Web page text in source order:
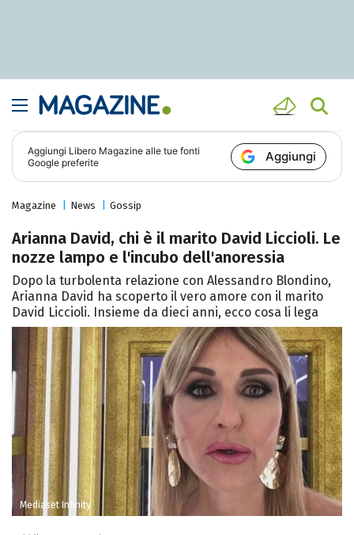
Aggiungi Libero Magazine alle tue fonti
Google preferite
Aggiungi
Magazine News Gossip
Arianna David, chi è il marito David Liccioli. Le
nozze lampo e l'incubo dell'anoressia
Dopo la turbolenta relazione con Alessandro Blondino,
Arianna David ha scoperto il vero amore con il marito
David Liccioli. Insieme da dieci anni, ecco cosa li lega
Mediaset Infinity